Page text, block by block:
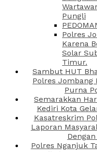
Pungli
Polres
Karena
Solar
Timur.
Sambut HUT
Polres Jombang
Purna
Semarakkan
Kediri Kota
Kasatreskrim
Laporan
Polres Nganjuk